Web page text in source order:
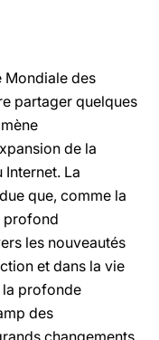
Mondiale des
partager quelques
de la
La
que, comme la
profond
les nouveautés
et dans la vie
la profonde
des
changements